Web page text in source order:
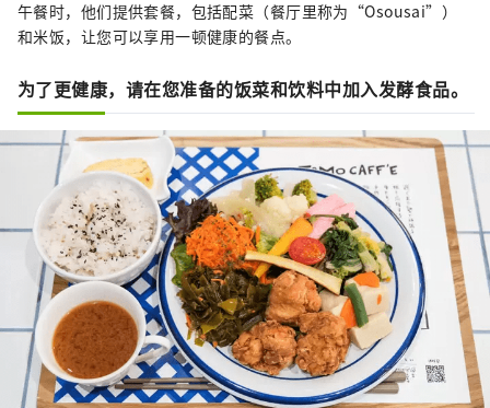
此外，顾客也可以带上一杯康普茶，到
也想跟上康普茶的潮流，不妨就从
“PLUS KOMBUCHA”开始，品味这
杯风靡全球的发酵饮品吧！
午餐时，他们提供套餐，包括配菜（餐厅里称为“Osousai”）
和米饭，让您可以享用一顿健康的餐点。
为了更健康，请在您准备的饭菜和饮料中加入发酵食品。